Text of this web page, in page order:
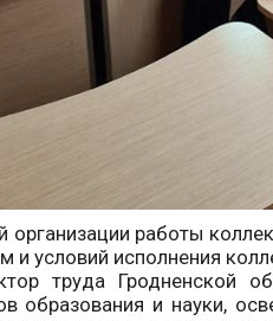
организации работы
и условий исполнения
труда Гродненской
образования и науки,